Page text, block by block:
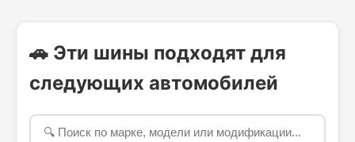
🚗 Эти шины подходят для
следующих автомобилей